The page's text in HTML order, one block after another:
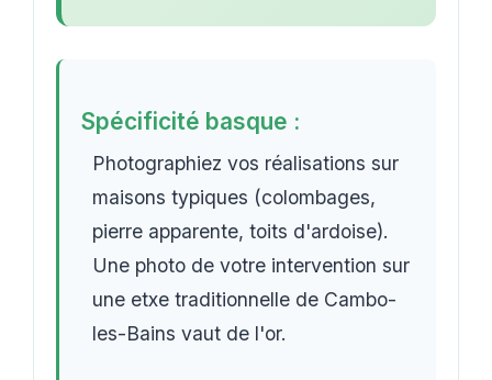
Spécificité basque :
Photographiez vos réalisations sur
maisons typiques (colombages,
pierre apparente, toits d'ardoise).
Une photo de votre intervention sur
une etxe traditionnelle de Cambo-
les-Bains vaut de l'or.